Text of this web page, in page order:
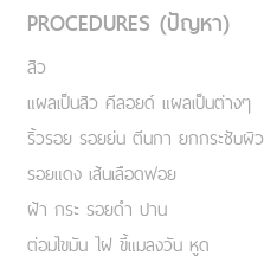
PROCEDURES (ปัญหา)
สิว
แผลเป็นสิว คีลอยด์ แผลเป็นต่างๆ
ริ้วรอย รอยย่น ตีนกา ยกกระชับผิว
รอยแดง เส้นเลือดฟอย
ฝ้า กระ รอยดำ ปาน
ต่อมไขมัน ไฝ ขี้แมลงวัน หูด